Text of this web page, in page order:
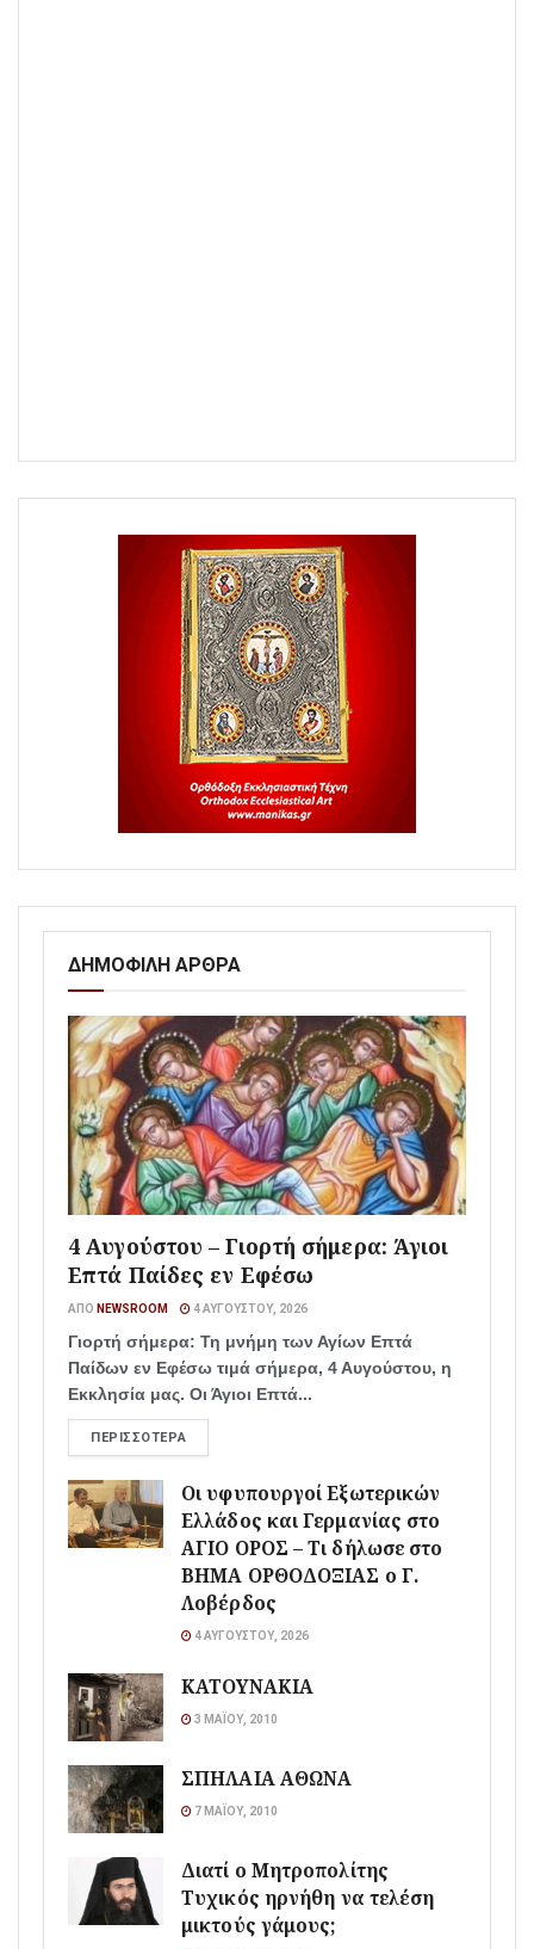
ΔΗΜΟΦΙΛΗ ΑΡΘΡΑ
4 Αυγούστου – Γιορτή σήμερα: Άγιοι
Επτά Παίδες εν Εφέσω
ΑΠΌ NEWSROOM 4 ΑΥΓΟΎΣΤΟΥ, 2026
Γιορτή σήμερα: Τη μνήμη των Αγίων Επτά
Παίδων εν Εφέσω τιμά σήμερα, 4 Αυγούστου, η
Εκκλησία μας. Οι Άγιοι Επτά...
ΠΕΡΙΣΣΌΤΕΡΑ
Οι υφυπουργοί Εξωτερικών
Ελλάδος και Γερμανίας στο
ΑΓΙΟ ΟΡΟΣ – Τι δήλωσε στο
ΒΗΜΑ ΟΡΘΟΔΟΞΙΑΣ ο Γ.
Λοβέρδος
4 ΑΥΓΟΎΣΤΟΥ, 2026
ΚΑΤΟΥΝΑΚΙΑ
3 ΜΑΪ́ΟΥ, 2010
ΣΠΗΛΑΙΑ ΑΘΩΝΑ
7 ΜΑΪ́ΟΥ, 2010
Διατί ο Μητροπολίτης
Τυχικός ηρνήθη να τελέση
μικτούς γάμους;